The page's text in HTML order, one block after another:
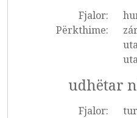
Fjalor:
Përkthime:
udhëtar
Fjalor: